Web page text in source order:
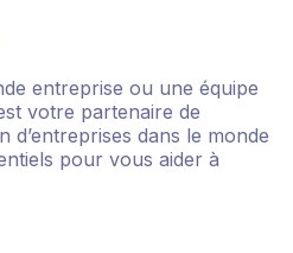
entreprise ou une équipe
votre partenaire de
dans le monde
pour vous aider à